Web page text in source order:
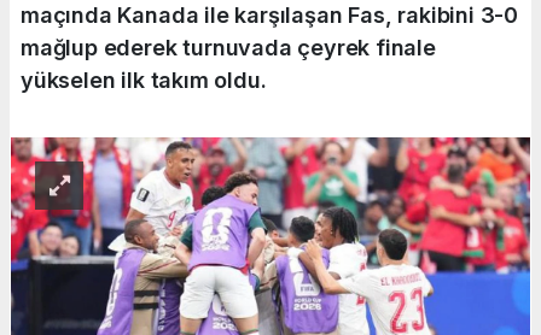
maçında Kanada ile karşılaşan Fas, rakibini 3-0
mağlup ederek turnuvada çeyrek finale
yükselen ilk takım oldu.